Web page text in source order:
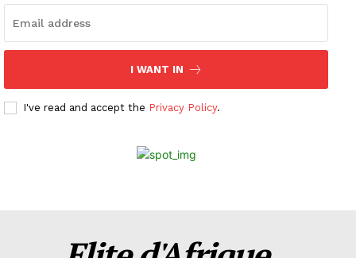
I WANT IN
I've read and accept the Privacy Policy.